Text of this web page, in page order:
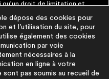
qu’un droit de limitation et
Vous pouvez à tout
en cliquant sur le lien de
Vous pouvez
à contact@lafab-
de vos données,
dépose des cookies pour
et l’utilisation du site, pour
également des cookies
par voie
nécessaires à la
en ligne à votre
pas soumis au recueil de